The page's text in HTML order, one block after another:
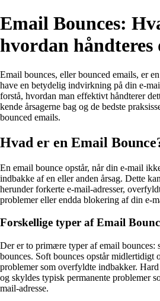
Email Bounces:
hvordan håndteres
Email bounces, eller bounced emails, er
have en betydelig indvirkning på din e-
forstå, hvordan man effektivt håndterer
kende årsagerne bag og de bedste
bounced emails.
Hvad er en Email
En email bounce opstår, når din e-mail
indbakke af en eller anden årsag. Dette
herunder forkerte e-mail-adresser,
problemer eller endda blokering af din e-
Forskellige typer af Email
Der er to primære typer af email bounces:
bounces. Soft bounces opstår midlertidigt
problemer som overfyldte indbakker.
og skyldes typisk permanente problemer
mail-adresse.